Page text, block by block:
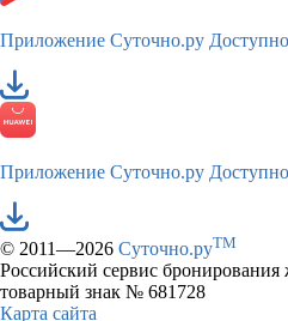
Приложение Суточно.ру
Приложение Суточно.ру
© 2011—2026 Суточно.руTM
Российский сервис
товарный знак № 681728
Карта сайта